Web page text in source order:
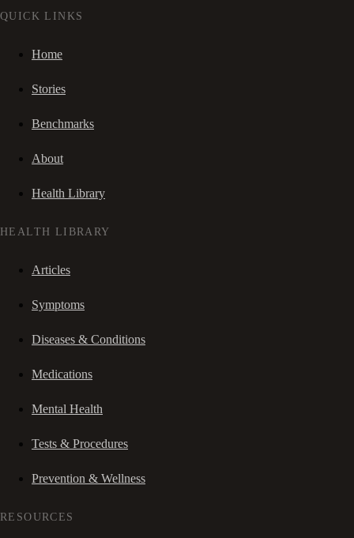
QUICK LINKS
Home
Stories
Benchmarks
About
Health Library
HEALTH LIBRARY
Articles
Symptoms
Diseases & Conditions
Medications
Mental Health
Tests & Procedures
Prevention & Wellness
RESOURCES